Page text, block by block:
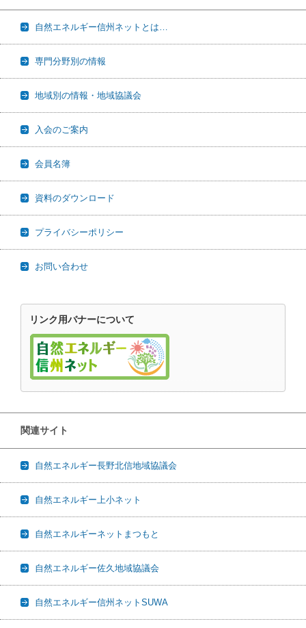
自然エネルギー信州ネットとは…
専門分野別の情報
地域別の情報・地域協議会
入会のご案内
会員名簿
資料のダウンロード
プライバシーポリシー
お問い合わせ
リンク用バナーについて
関連サイト
自然エネルギー長野北信地域協議会
自然エネルギー上小ネット
自然エネルギーネットまつもと
自然エネルギー佐久地域協議会
自然エネルギー信州ネットSUWA